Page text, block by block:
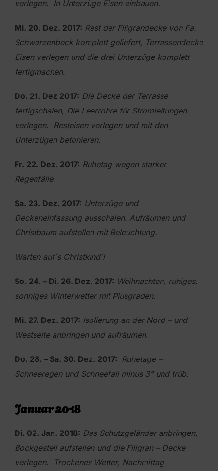
verlegen.
In Unterzüge Eisen einbauen.
Mi. 20. Dez. 2017: Rest der Filigrandecke von Fa.
Schwarzenbeck komplett geliefert, Terrassendecke
Eisen verlegenund die drei Unterzüge komplett
fertigmachen.
Do. 21. Dez 2017: Die Decke der Terrasse
fertigschalen, Die Leerrohre für Stromleitungen
verlegen.
Resteisen verlegen und mit den
Unterzügen betonieren.
Fr. 22. Dez. 2017: Ruhetag wegen starker
Regenfälle.
Sa. 23. Dez. 2017: Unterzüge und
Deckeneinfassung ausschalen. Aufräumen und
Christbaum aufstellen mit Beleuchtung.
Warten auf´s Christkind´l
So. 24. – Di. 26. Dez. 2017: Weihnachten, ruhiges,
sonniges Winterwetter mit Plusgraden.
Mi. 27. Dez. 2017: Isolierung an der Nord – und
Westseite anbringen und aufräumen.
Do. 28. – Sa. 30. Dez. 2017: Ruhetage –
Schneeregen und Schneefall minus 3° und trüb.
Januar 2018
Di. 02. Jan. 2018: Das Schutzgeländer anbringen,
Bockgestell aufstellen und die Filigran – Decke
verlegen. Trockenes Wetter, Nachmittag